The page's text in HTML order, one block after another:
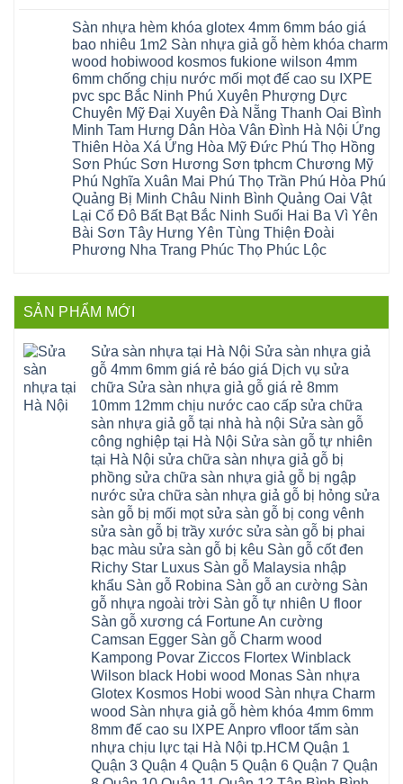
Nam
Định
Sóc
Sơn
Ninh
Bình
Thái
Bình
Vĩnh
Phúc
Tây
Hồ
Thanh
Hóa
Đống
Đa
Nghệ
An
đà
nẵng
thanh
xuân
cầu
giấy
hoành
bồ
long
ninh
giang
hoàng
mai
quảng
ninh
tây
hồ
sơn
tây
thất
mê
đức
phòng
xuyên
giang
nhựa
composite
Phúc
Thọ
Phúc
Lộc
Hát
Môn
Sài
Gòn
Thạch
Thất
Hạ
Bằng
Tây
Phương
tphcm
Hòa
Lạc
Yên
Xuân
Đạo
Đà
Nẵng
Hoài
Đồng
Đồng
Khánh
Phượng
Thuận
Tràng
Phòng
Đông
nghiệp
tại
Nội
Sửa
nhựa
giả
gỗ
Sửa
mặt
bậc
cầu
thang
nhựa
sửa
cửa
nhựa
composite
Thanh
Nam
Phù
Thanh
Thượng
Phúc
Thường
Dương
Hồng
Xuyên
Phượng
Chuyên
Nẵng
Xuyên
Thanh
Nghệ
bình
luận
ở
Sửa
sàn
gỗ
bị
hở
tại
Hà
Nội
sàn
gỗ
công
nghiệp
hở
Sửa
sàn
Sửa
mặt
bậc
cầu
nhựa
nhựa
composite
Đông
Quảng
Thượng
Xuân
Phương
Nẵng
Hưng
Hưng
Đông
Sàn nhựa hèm khóa glotex 4mm 6mm báo giá
bao nhiêu 1m2 Sàn nhựa giả gỗ hèm khóa charm
wood hobiwood kosmos fukione wilson 4mm
6mm chống chịu nước mối mọt đế cao su IXPE
pvc spc Bắc Ninh Phú Xuyên Phượng Dực
Chuyên Mỹ Đại Xuyên Đà Nẵng Thanh Oai Bình
Minh Tam Hưng Dân Hòa Vân Đình Hà Nội Ứng
Thiên Hòa Xá Ứng Hòa Mỹ Đức Phú Thọ Hồng
Sơn Phúc Sơn Hương Sơn tphcm Chương Mỹ
Phú Nghĩa Xuân Mai Phú Thọ Trần Phú Hòa Phú
Quảng Bị Minh Châu Ninh Bình Quảng Oai Vật
Lại Cổ Đô Bất Bạt Bắc Ninh Suối Hai Ba Vì Yên
Bài Sơn Tây Hưng Yên Tùng Thiện Đoài
Phương Nha Trang Phúc Thọ Phúc Lộc
luận
ở
glotex
4mm
nhiêu
charm
wood
hobiwood
kosmos
fukione
4mm
nước
SẢN PHẨM MỚI
Sửa sàn nhựa tại Hà Nội Sửa sàn nhựa giả
gỗ 4mm 6mm giá rẻ báo giá Dịch vụ sửa
chữa Sửa sàn nhựa giả gỗ giá rẻ 8mm
10mm 12mm chịu nước cao cấp sửa chữa
sàn nhựa giả gỗ tại nhà hà nội Sửa sàn gỗ
công nghiệp tại Hà Nội Sửa sàn gỗ tự nhiên
tại Hà Nội sửa chữa sàn nhựa giả gỗ bị
phồng sửa chữa sàn nhựa giả gỗ bị ngập
nước sửa chữa sàn nhựa giả gỗ bị hỏng sửa
sàn gỗ bị mối mọt sửa sàn gỗ bị cong vênh
sửa sàn gỗ bị trầy xước sửa sàn gỗ bị phai
bạc màu sửa sàn gỗ bị kêu Sàn gỗ cốt đen
Richy Star Luxus Sàn gỗ Malaysia nhập
khẩu Sàn gỗ Robina Sàn gỗ an cường Sàn
gỗ nhựa ngoài trời Sàn gỗ tự nhiên U floor
Sàn gỗ xương cá Fortune An cường
Camsan Egger Sàn gỗ Charm wood
Kampong Povar Ziccos Flortex Winblack
Wilson black Hobi wood Monas Sàn nhựa
Glotex Kosmos Hobi wood Sàn nhựa Charm
wood Sàn nhựa giả gỗ hèm khóa 4mm 6mm
8mm đế cao su IXPE Anpro vfloor tấm sàn
nhựa chịu lực tại Hà Nội tp.HCM Quận 1
Quận 3 Quận 4 Quận 5 Quận 6 Quận 7 Quận